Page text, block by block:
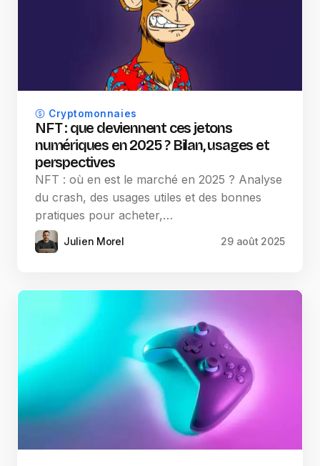
Cryptomonnaies
NFT : que deviennent ces jetons
numériques en 2025 ? Bilan, usages et
perspectives
NFT : où en est le marché en 2025 ? Analyse
du crash, des usages utiles et des bonnes
pratiques pour acheter,…
Julien Morel 29 août 2025